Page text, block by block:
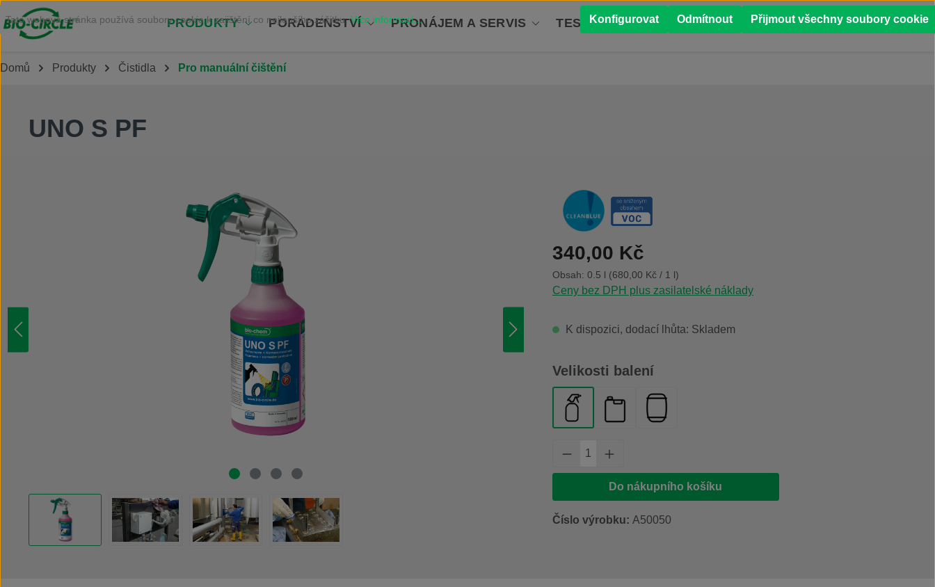
Přejít na hlavní obsah
PRODUKTY PORADENSTVÍ PRONÁJEM A SERVIS TESTOVÁNÍ PŘÍPADOVÉ STUDIE
Domů Produkty Čistidla Pro manuální čištění
UNO S PF
Běžná cena:
340,00 Kč
Obsah: 0.5 l (680,00 Kč / 1 l)
Ceny bez DPH plus zasilatelské náklady
K dispozici, dodací lhůta: Skladem
Vyberte
Velikosti balení
lahvička s rozprašovačem 500 ml
kanystr 20 lplastový sud 200 l
Množství produktu: Zadejte požadované
Do nákupního košíku
Číslo výrobku: A50050
Tato webová stránka používá soubory cookie k zajištění co nejlepšího zážitku.Více informací... Odmítnout
Konfigurovat Přijmout všechny soubory cookie